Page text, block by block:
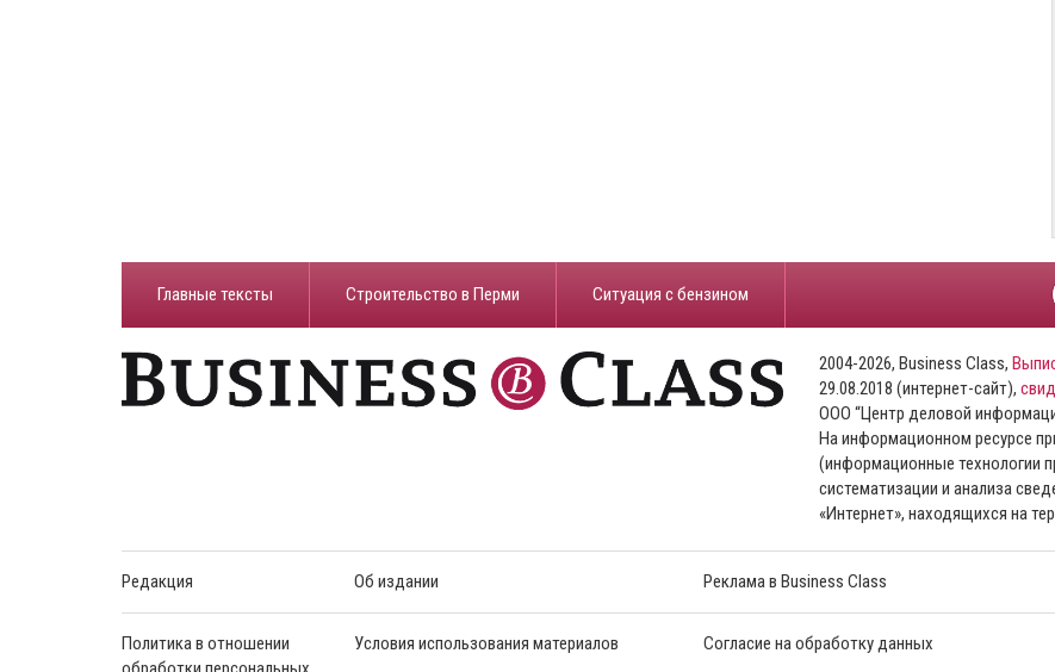
Главные тексты Строительство в Перми ​Ситуация с бензином
2004-2026, Business Class,
29.08.2018 (интернет-сайт),
ООО “Центр деловой
На информационном ресурсе
(информационные технологии
систематизации и анализа
«Интернет», находящихся на
Редакция Об издании Реклама в Business Class
Политика в отношении
Условия использования материалов Согласие на обработку данных